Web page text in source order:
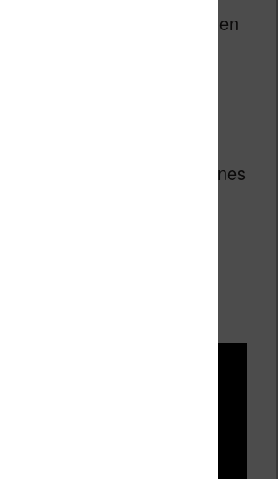
est entièrement fait en
la liseuse Kobo
avis en vidéo de personnes
chance de tester cette
Libra H2O.
que le résultat est plutôt